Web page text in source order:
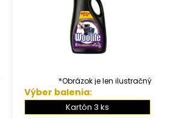
*Obrázok je len ilustračný
Výber balenia:
Kartón 3 ks